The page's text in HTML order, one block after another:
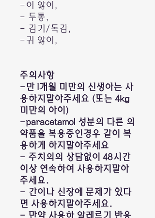
-이 앓이,
- 두통,
- 감기/독감,
-귀 앓이,
주의사항
-만 1개월 미만의 신생아는 사
용하지말아주세요 (또는 4kg
미만의 아이)
-paracetamol 성분의 다른 의
약품을 복용중인경우 같이 복
용하게 하지말아주세요
- 주치의의 상담없이 48시간
이상 연속하여 사용하지말아
주세요.
- 간이나 신장에 문제가 있다
면 사용하지말아주세요.
- 만약 사용하 알레르기 반응